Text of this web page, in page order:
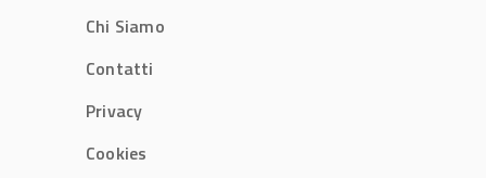
Chi Siamo
Contatti
Privacy
Cookies